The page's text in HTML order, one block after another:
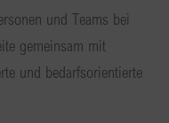
und Teams bei
gemeinsam mit
und bedarfsorientierte